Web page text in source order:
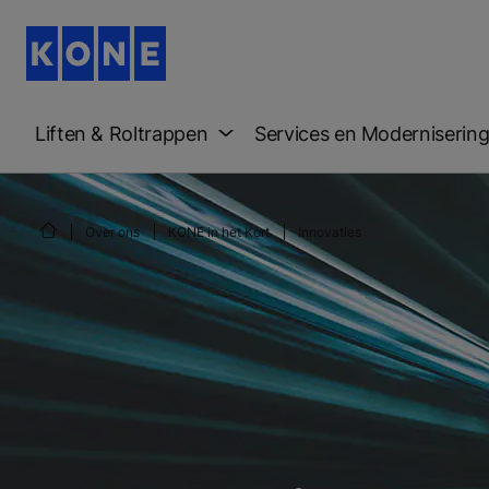
Liften & Roltrappen Services en Modernisering
Over ons KONE in het Kort